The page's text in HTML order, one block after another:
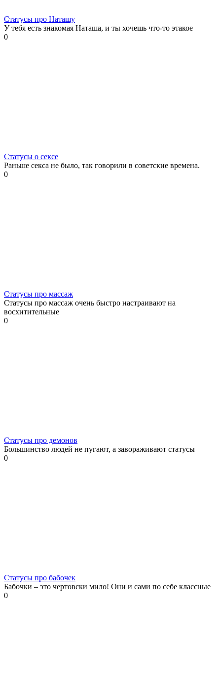
Статусы про Наташу
У тебя есть знакомая Наташа, и ты хочешь что-то этакое
0
Статусы о сексе
Раньше секса не было, так говорили в советские времена.
0
Статусы про массаж
Статусы про массаж очень быстро настраивают на
восхитительные
0
Статусы про демонов
Большинство людей не пугают, а завораживают статусы
0
Статусы про бабочек
Бабочки – это чертовски мило! Они и сами по себе классные
0